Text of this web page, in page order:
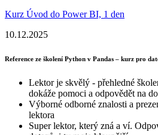
Kurz Úvod do Power BI, 1 den
10.12.2025
Reference ze školení Python v Pandas – kurz pro
Lektor je skvělý - přehledné
dokáže pomoci a odpovědět na
Výborné odborné znalosti a
lektora
Super lektor, který zná a ví.